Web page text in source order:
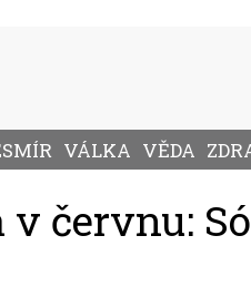
VÁLKA VĚDA
červnu: